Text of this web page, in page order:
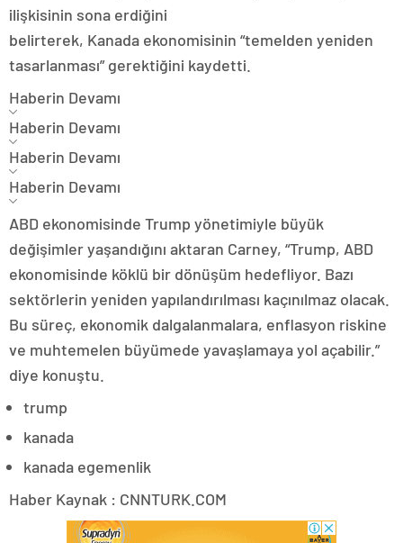
ilişkisinin sona erdiğini
belirterek, Kanada ekonomisinin “temelden yeniden
tasarlanması” gerektiğini kaydetti.
Haberin Devamı
Haberin Devamı
Haberin Devamı
Haberin Devamı
ABD ekonomisinde Trump yönetimiyle büyük
değişimler yaşandığını aktaran Carney, “Trump, ABD
ekonomisinde köklü bir dönüşüm hedefliyor. Bazı
sektörlerin yeniden yapılandırılması kaçınılmaz olacak.
Bu süreç, ekonomik dalgalanmalara, enflasyon riskine
ve muhtemelen büyümede yavaşlamaya yol açabilir.”
diye konuştu.
trump
kanada
kanada egemenlik
Haber Kaynak : CNNTURK.COM